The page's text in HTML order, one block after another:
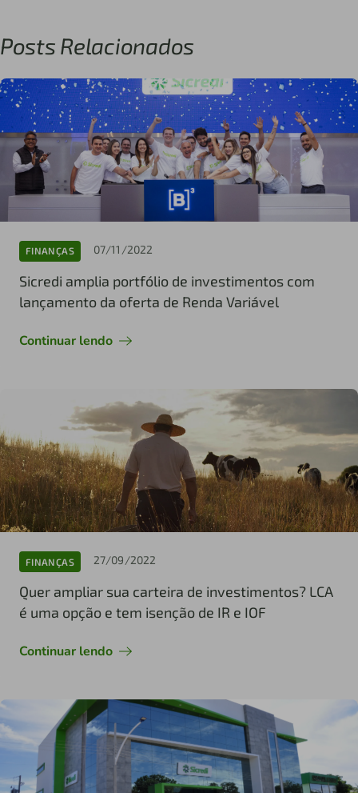
Posts Relacionados
FINANÇAS 07/11/2022
Sicredi amplia portfólio de investimentos com
lançamento da oferta de Renda Variável
Continuar lendo
FINANÇAS 27/09/2022
Quer ampliar sua carteira de investimentos? LCA
é uma opção e tem isenção de IR e IOF
Continuar lendo